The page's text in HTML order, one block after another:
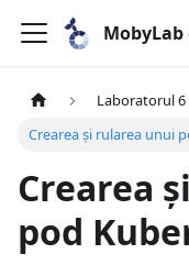
Laboratorul
Crearea și rularea unui
Crearea
pod